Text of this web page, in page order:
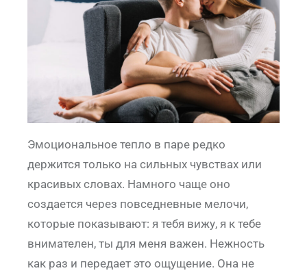
Эмоциональное тепло в паре редко
держится только на сильных чувствах или
красивых словах. Намного чаще оно
создается через повседневные мелочи,
которые показывают: я тебя вижу, я к тебе
внимателен, ты для меня важен. Нежность
как раз и передает это ощущение. Она не